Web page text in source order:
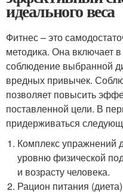
идеального веса
Фитнес – это
методика. Она включает
соблюдение выбранной
вредных привычек.
позволяет повысить
поставленной цели. В
придерживаться
Комплекс упражнений
уровню физической
и возрасту человека.
Рацион питания